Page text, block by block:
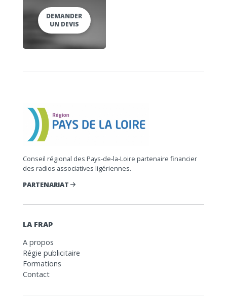
DEMANDER
UN DEVIS
Conseil régional des Pays-de-la-Loire partenaire financier
des radios associatives ligériennes.
PARTENARIAT
LA FRAP
A propos
Régie publicitaire
Formations
Contact